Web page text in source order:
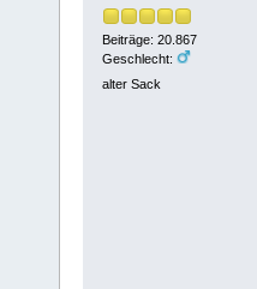
Beiträge: 20.867
Geschlecht:
alter Sack